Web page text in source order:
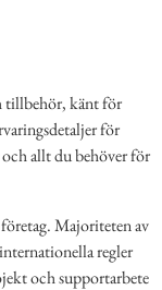
tillbehör, känt för
för
allt du behöver för
Majoriteten av
regler
och supportarbete